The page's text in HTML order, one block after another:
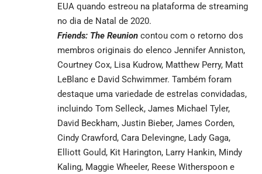
EUA quando estreou na plataforma de streaming
no dia de Natal de 2020.
Friends: The Reunion contou com o retorno dos
membros originais do elenco Jennifer Anniston,
Courtney Cox, Lisa Kudrow, Matthew Perry, Matt
LeBlanc e David Schwimmer. Também foram
destaque uma variedade de estrelas convidadas,
incluindo Tom Selleck, James Michael Tyler,
David Beckham, Justin Bieber, James Corden,
Cindy Crawford, Cara Delevingne, Lady Gaga,
Elliott Gould, Kit Harington, Larry Hankin, Mindy
Kaling, Maggie Wheeler, Reese Witherspoon e